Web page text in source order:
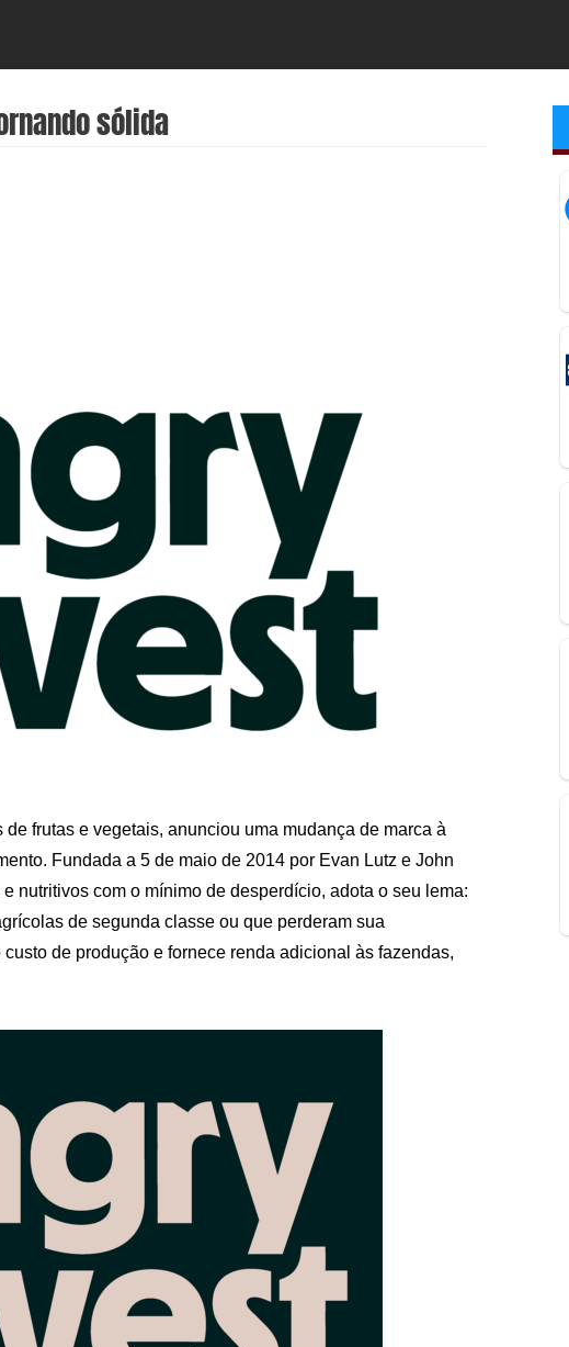
sólida
frutas e vegetais, anunciou uma mudança de marca à
Fundada a 5 de maio de 2014 por Evan Lutz e John
nutritivos com o mínimo de desperdício, adota o seu lema:
de segunda classe ou que perderam sua
de produção e fornece renda adicional às fazendas,